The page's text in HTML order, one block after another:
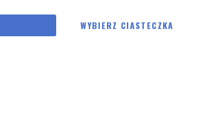
Polityka cookies Polityka prywatności
WYBIERZ CIASTECZKA